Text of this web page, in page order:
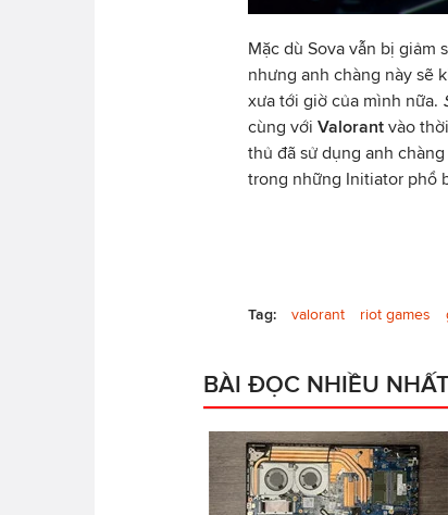
Mặc dù Sova vẫn bị giảm
nhưng anh chàng này sẽ
xưa tới giờ của mình nữa.
cùng với Valorant vào
thủ đã sử dụng anh
trong những Initiator phổ
Tag: valorant riot games
BÀI ĐỌC NHIỀU NHẤT